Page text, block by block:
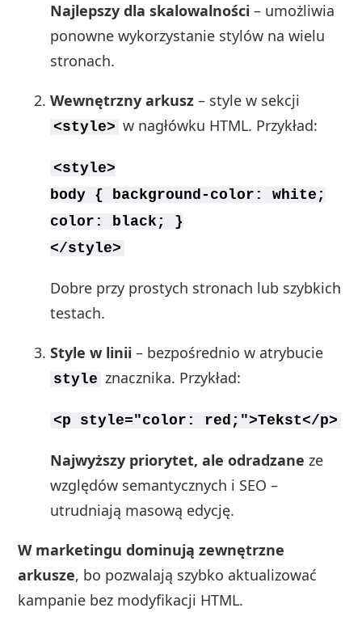
Najlepszy dla skalowalności – umożliwia
ponowne wykorzystanie stylów na wielu
stronach.
Wewnętrzny arkusz – style w sekcji
<style> w nagłówku HTML. Przykład:
<style>
body { background-color: white;
color: black; }
</style>
Dobre przy prostych stronach lub szybkich
testach.
Style w linii – bezpośrednio w atrybucie
style znacznika. Przykład:
<p style="color: red;">Tekst</p>
Najwyższy priorytet, ale odradzane ze
względów semantycznych i SEO –
utrudniają masową edycję.
W marketingu dominują zewnętrzne
arkusze, bo pozwalają szybko aktualizować
kampanie bez modyfikacji HTML.